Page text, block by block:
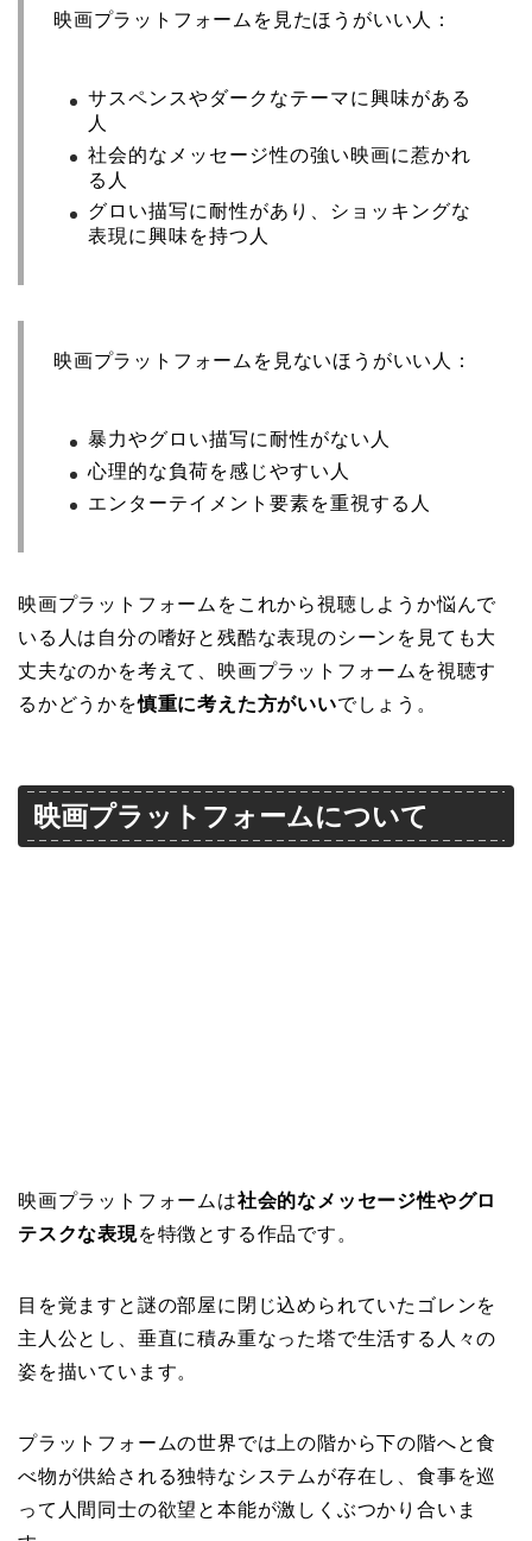
映画プラットフォームを見たほうがいい人：
サスペンスやダークなテーマに興味がある
人
社会的なメッセージ性の強い映画に惹かれ
る人
グロい描写に耐性があり、ショッキングな
表現に興味を持つ人
映画プラットフォームを見ないほうがいい人：
暴力やグロい描写に耐性がない人
心理的な負荷を感じやすい人
エンターテイメント要素を重視する人
映画プラットフォームをこれから視聴しようか悩んで
いる人は自分の嗜好と残酷な表現のシーンを見ても大
丈夫なのかを考えて、映画プラットフォームを視聴す
るかどうかを慎重に考えた方がいいでしょう。
映画プラットフォームについて
映画プラットフォームは社会的なメッセージ性やグロ
テスクな表現を特徴とする作品です。
目を覚ますと謎の部屋に閉じ込められていたゴレンを
主人公とし、垂直に積み重なった塔で生活する人々の
姿を描いています。
プラットフォームの世界では上の階から下の階へと食
べ物が供給される独特なシステムが存在し、食事を巡
って人間同士の欲望と本能が激しくぶつかり合いま